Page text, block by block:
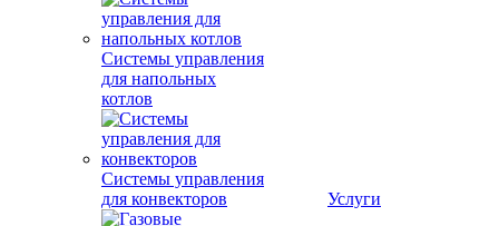
Системы управления
для напольных
котлов
Системы управления
для конвекторов
Услуги